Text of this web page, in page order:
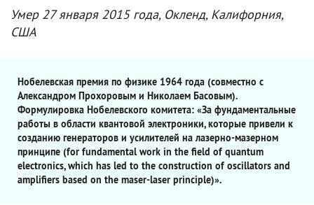
Умер 27 января 2015 года, Окленд, Калифорния,
США
Нобелевская премия по физике 1964 года (совместно с
Александром Прохоровым и Николаем Басовым).
Формулировка Нобелевского комитета: «За фундаментальные
работы в области квантовой электроники, которые привели к
созданию генераторов и усилителей на лазерно-мазерном
принципе (for fundamental work in the field of quantum
electronics, which has led to the construction of oscillators and
amplifiers based on the maser-laser principle)».